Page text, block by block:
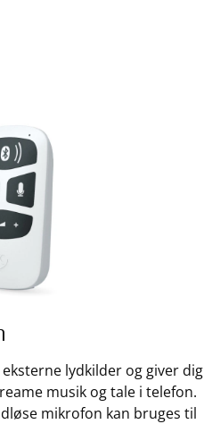
lydkilder og giver dig
musik og tale i telefon.
mikrofon kan bruges til